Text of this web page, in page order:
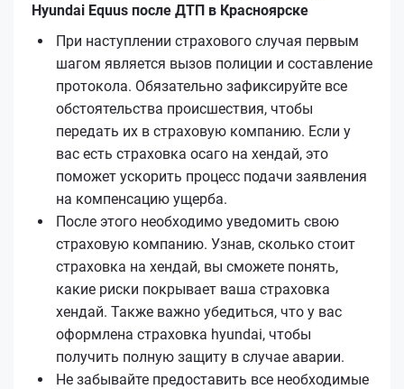
Hyundai Equus после ДТП в Красноярске
При наступлении страхового случая первым
шагом является вызов полиции и составление
протокола. Обязательно зафиксируйте все
обстоятельства происшествия, чтобы
передать их в страховую компанию. Если у
вас есть страховка осаго на хендай, это
поможет ускорить процесс подачи заявления
на компенсацию ущерба.
После этого необходимо уведомить свою
страховую компанию. Узнав, сколько стоит
страховка на хендай, вы сможете понять,
какие риски покрывает ваша страховка
хендай. Также важно убедиться, что у вас
оформлена страховка hyundai, чтобы
получить полную защиту в случае аварии.
Не забывайте предоставить все необходимые